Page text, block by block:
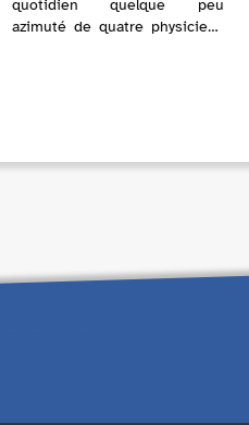
quotidien quelque peu
azimuté de quatre physiciens